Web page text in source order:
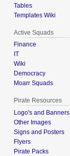
Tables
Templates Wiki
Active Squads
Finance
IT
Wiki
Democracy
Moarr Squads
Pirate Resources
Logo's and Banners
Other Images
Signs and Posters
Flyers
Pirate Packs